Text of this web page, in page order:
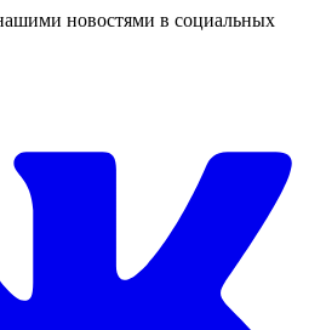
новостями в социальных